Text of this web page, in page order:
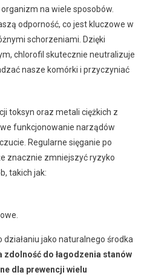
na wiele sposobów.
odporność, co jest kluczowe w
schorzeniami. Dzięki
chlorofil skutecznie neutralizuje
nasze komórki i przyczyniać
toksyn oraz metali ciężkich z
funkcjonowanie narządów
Regularne sięganie po
znacznie zmniejszyć ryzyko
takich jak:
jako naturalnego środka
zdolność do łagodzenia stanów
dla prewencji wielu